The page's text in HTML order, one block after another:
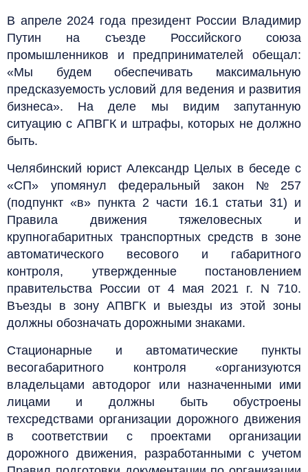
В апреле 2024 года президент России Владимир
Путин на съезде Российского союза
промышленников и предпринимателей обещал:
«Мы будем обеспечивать максимальную
предсказуемость условий для ведения и развития
бизнеса». На деле мы видим запутанную
ситуацию с АПВГК и штрафы, которых не должно
быть.
Челябинский юрист Александр Целых в беседе с
«СП» упомянул федеральный закон № 257
(подпункт «в» пункта 2 части 16.1 статьи 31) и
Правила движения тяжеловесных и
крупногабаритных транспортных средств в зоне
автоматического весового и габаритного
контроля, утвержденные постановлением
правительства России от 4 мая 2021 г. N 710.
Въезды в зону АПВГК и выезды из этой зоны
должны обозначать дорожными знаками.
Стационарные и автоматические пункты
весогабаритного контроля «организуются
владельцами автодорог или назначенными ими
лицами и должны быть обустроены
техсредствами организации дорожного движения
в соответствии с проектами организации
дорожного движения, разработанными с учетом